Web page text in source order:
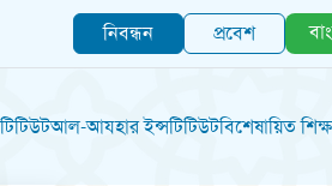
নিবন্ধন প্রবেশ
আল-আযহার ইন্সটিটিউটবিশেষায়িত